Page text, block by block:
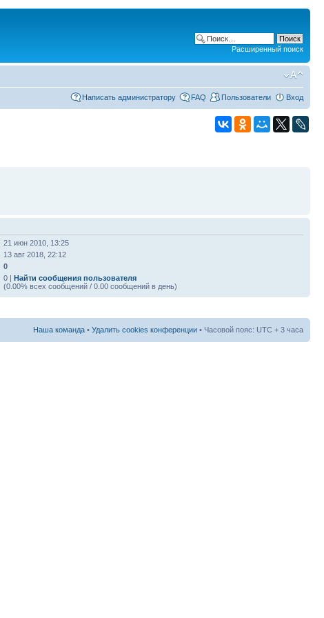
Расширенный поиск
Написать администратору FAQ Пользователи Вход
21 июн 2010, 13:25
13 авг 2018, 22:12
0
0 | Найти сообщения пользователя
(0.00% всех сообщений / 0.00 сообщений в день)
Наша команда • Удалить cookies конференции • Часовой пояс: UTC + 3 часа